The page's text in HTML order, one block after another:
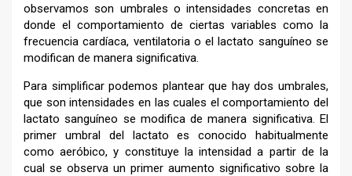
observamos son umbrales o intensidades concretas en
donde el comportamiento de ciertas variables como la
frecuencia cardíaca, ventilatoria o el lactato sanguíneo se
modifican de manera significativa.
Para simplificar podemos plantear que hay dos umbrales,
que son intensidades en las cuales el comportamiento del
lactato sanguíneo se modifica de manera significativa. El
primer umbral del lactato es conocido habitualmente
como aeróbico, y constituye la intensidad a partir de la
cual se observa un primer aumento significativo sobre la